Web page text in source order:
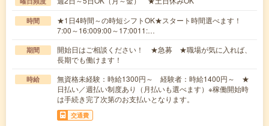
時間
★1日4時間～の時短シフトOK★スタート時間選べます！
7:00～16:009:00～17:0011:…
期間
開始日はご相談ください！ ★急募 ★職場が気に入れば、
長期でも働けます！
時給
無資格未経験：時給1300円～ 経験者：時給1400円～ ★
日払い／週払い制度あり（月払いも選べます）※稼働開始時
は手続き完了次第のお支払いとなります。
交通費